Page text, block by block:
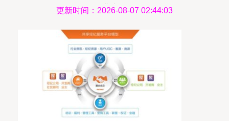
业启示
更新时间：2026-08-07 02:44:03